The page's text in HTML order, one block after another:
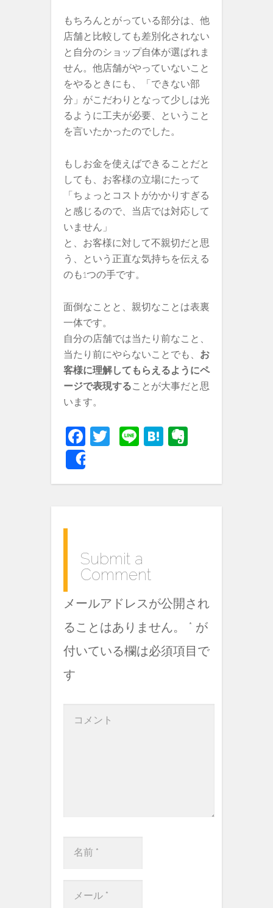
もちろんとがっている部分は、他
店舗と比較しても差別化されない
と自分のショップ自体が選ばれま
せん。他店舗がやっていないこと
をやるときにも、「できない部
分」がこだわりとなって少しは光
るように工夫が必要、ということ
を言いたかったのでした。
もしお金を使えばできることだと
しても、お客様の立場にたって
「ちょっとコストがかかりすぎる
と感じるので、当店では対応して
いません」
と、お客様に対して不親切だと思
う、という正直な気持ちを伝える
のも1つの手です。
面倒なことと、親切なことは表裏
一体です。
自分の店舗では当たり前なこと、
当たり前にやらないことでも、 お
客様に理解してもらえるようにペ
ージで表現することが大事だと思
います。
Fa
k
T
Li
H
Submit a
Comment
メールアドレスが公開され
ることはありません。
* が
付いている欄は必須項目で
す